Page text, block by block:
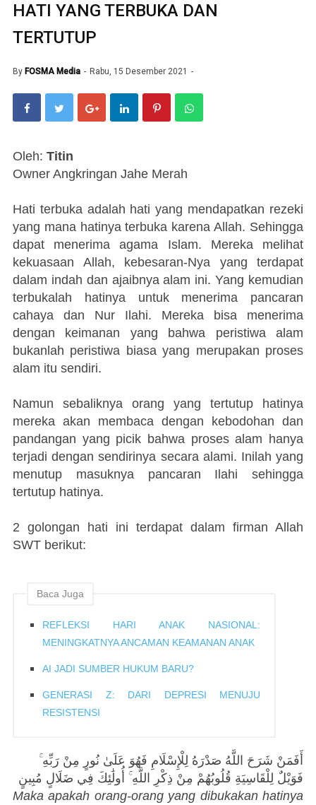
HATI YANG TERBUKA DAN
TERTUTUP
By FOSMA Media Rabu, 15 Desember 2021
Oleh: Titin
Owner Angkringan Jahe Merah
Hati terbuka adalah hati yang mendapatkan rezeki
yang mana hatinya terbuka karena Allah. Sehingga
dapat menerima agama Islam. Mereka melihat
kekuasaan Allah, kebesaran-Nya yang terdapat
dalam indah dan ajaibnya alam ini. Yang kemudian
terbukalah hatinya untuk menerima pancaran
cahaya dan Nur Ilahi. Mereka bisa menerima
dengan keimanan yang bahwa peristiwa alam
bukanlah peristiwa biasa yang merupakan proses
alam itu sendiri.
Namun sebaliknya orang yang tertutup hatinya
mereka akan membaca dengan kebodohan dan
pandangan yang picik bahwa proses alam hanya
terjadi dengan sendirinya secara alami. Inilah yang
menutup masuknya pancaran Ilahi sehingga
tertutup hatinya.
2 golongan hati ini terdapat dalam firman Allah
SWT berikut:
Baca Juga
REFLEKSI HARI ANAK NASIONAL:
MENINGKATNYA ANCAMAN KEAMANAN ANAK
AI JADI SUMBER HUKUM BARU?
GENERASI Z: DARI DEPRESI MENUJU
RESISTENSI
أَفَمَنْ شَرَحَ اللَّهُ صَدْرَهُ لِلْإِسْلَامِ فَهُوَ عَلَىٰ نُورٍ مِنْ رَبِّهِ ۚ
فَوَيْلٌ لِلْقَاسِيَةِ قُلُوبُهُمْ مِنْ ذِكْرِ اللَّهِ ۚ أُولَٰئِكَ فِي ضَلَالٍ مُبِينٍ
Maka apakah orang-orang yang dibukakan hatinya